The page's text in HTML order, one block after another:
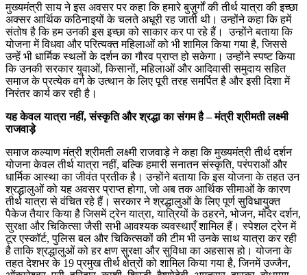
मुख्यमंत्री साय ने इस अवसर पर कहा कि हमारे बुज़ुर्गों की तीर्थ यात्रा की इच्छा
अक्सर आर्थिक कठिनाइयों के चलते अधूरी रह जाती थी। उन्होंने कहा कि हमें
संतोष है कि हम उनकी इस इच्छा को साकार कर पा रहे हैं। उन्होंने बताया कि
योजना में विधवा और परित्यक्त महिलाओं को भी शामिल किया गया है, जिससे
उन्हें भी धार्मिक स्थलों के दर्शन का गौरव प्राप्त हो सकेगा। उन्होंने स्पष्ट किया
कि उनकी सरकार युवाओं, किसानों, महिलाओं और आदिवासी समुदाय सहित
समाज के प्रत्येक वर्ग के उत्थान के लिए पूरी तरह समर्पित है और इसी दिशा में
निरंतर कार्य कर रही है।
यह केवल यात्रा नहीं, संस्कृति और श्रद्धा का संगम है – मंत्री श्रीमती लक्ष्मी
राजवाड़े
समाज कल्याण मंत्री श्रीमती लक्ष्मी राजवाड़े ने कहा कि मुख्यमंत्री तीर्थ दर्शन
योजना केवल तीर्थ यात्रा नहीं, बल्कि हमारी सनातन संस्कृति, परंपराओं और
धार्मिक आस्था का जीवंत प्रतीक है। उन्होंने बताया कि इस योजना के तहत उन
श्रद्धालुओं को यह अवसर प्राप्त होगा, जो अब तक आर्थिक सीमाओं के कारण
तीर्थ यात्रा से वंचित रहे हैं। सरकार ने श्रद्धालुओं के लिए पूर्ण सुविधायुक्त
पैकेज तैयार किया है जिसमें ट्रेन यात्रा, यात्रियों के ठहरने, भोजन, मंदिर दर्शन,
सुरक्षा और चिकित्सा जैसी सभी आवश्यक व्यवस्थाएँ शामिल हैं। स्पेशल ट्रेन में
टूर एस्कॉर्ट, पुलिस बल और चिकित्सकों की टीम भी उनके साथ यात्रा कर रही
है ताकि श्रद्धालुओं को हर क्षण सुरक्षा और सुविधा का अहसास हो। योजना के
तहत देशभर के 19 प्रमुख तीर्थ क्षेत्रों को शामिल किया गया है, जिनमें उज्जैन,